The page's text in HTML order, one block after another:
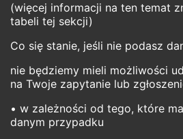
(więcej informacji na ten temat
tabeli tej sekcji)
Co się stanie, jeśli nie podasz
nie będziemy mieli możliwości
na Twoje zapytanie lub
• w zależności od tego, które
danym przypadku